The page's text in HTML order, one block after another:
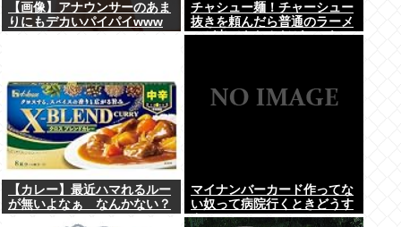
【画像】アナウンサーのあま
りにもデカいパイパイwww
チャシュー麺！チャーシュー
抜きを頼んだら普通のラーメ
ンが出てきたんだが、これっ
【カレー】最近ハマれるルー
が無いよなぁ なんかない？
マイナンバーカード作ってな
い奴って病院行くときどうす
んの